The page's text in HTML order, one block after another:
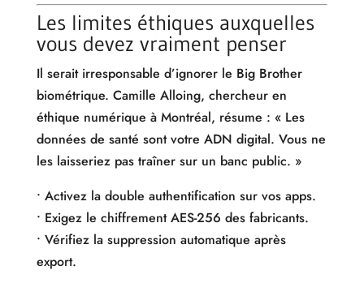
Les limites éthiques auxquelles
vous devez vraiment penser
Il serait irresponsable d’ignorer le Big Brother
biométrique. Camille Alloing, chercheur en
éthique numérique à Montréal, résume : « Les
données de santé sont votre ADN digital. Vous ne
les laisseriez pas traîner sur un banc public. »
• Activez la double authentification sur vos apps.
• Exigez le chiffrement AES-256 des fabricants.
• Vérifiez la suppression automatique après
export.